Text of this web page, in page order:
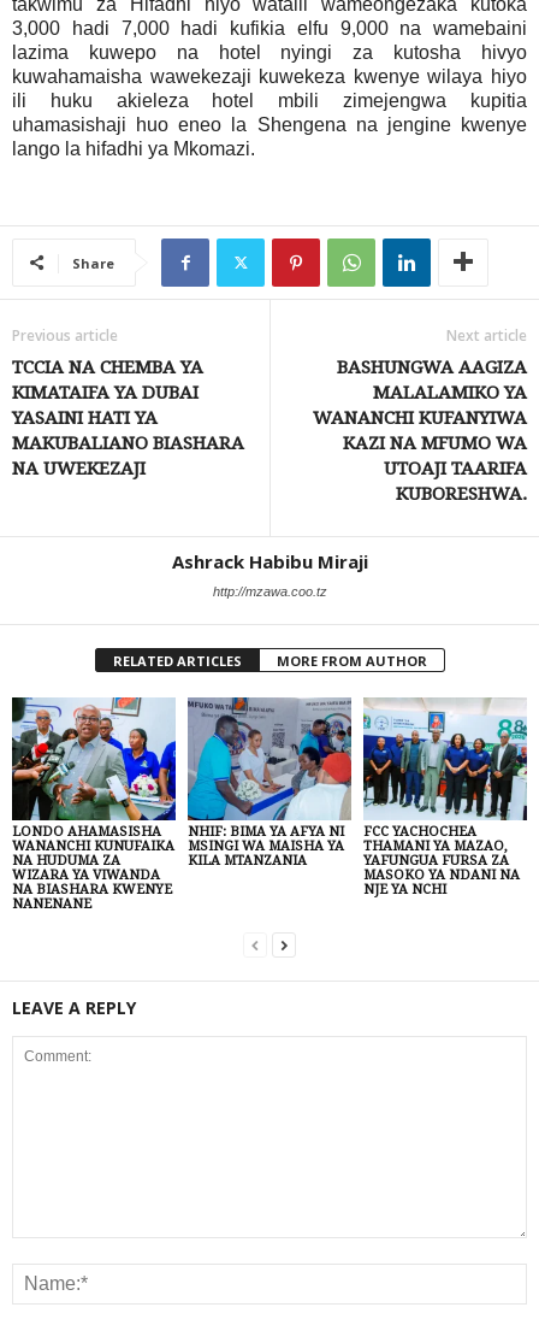
takwimu za Hifadhi hiyo watalii wameongezaka kutoka
3,000 hadi 7,000 hadi kufikia elfu 9,000 na wamebaini
lazima kuwepo na hotel nyingi za kutosha hivyo
kuwahamaisha wawekezaji kuwekeza kwenye wilaya hiyo
ili huku akieleza hotel mbili zimejengwa kupitia
uhamasishaji huo eneo la Shengena na jengine kwenye
lango la hifadhi ya Mkomazi.
Share
Previous article
TCCIA NA CHEMBA YA
KIMATAIFA YA DUBAI
YASAINI HATI YA
MAKUBALIANO BIASHARA
NA UWEKEZAJI
Next article
BASHUNGWA AAGIZA
MALALAMIKO YA
WANANCHI KUFANYIWA
KAZI NA MFUMO WA
UTOAJI TAARIFA
KUBORESHWA.
Ashrack Habibu Miraji
http://mzawa.coo.tz
RELATED ARTICLES MORE FROM AUTHOR
LONDO AHAMASISHA
WANANCHI KUNUFAIKA
NA HUDUMA ZA
WIZARA YA VIWANDA
NA BIASHARA KWENYE
NANENANE
NHIF: BIMA YA AFYA NI
MSINGI WA MAISHA YA
KILA MTANZANIA
FCC YACHOCHEA
THAMANI YA MAZAO,
YAFUNGUA FURSA ZA
MASOKO YA NDANI NA
NJE YA NCHI
LEAVE A REPLY